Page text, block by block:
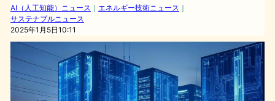
AI（人工知能）ニュース ｜ エネルギー技術ニュース ｜
サステナブルニュース
2025年1月5日10:11